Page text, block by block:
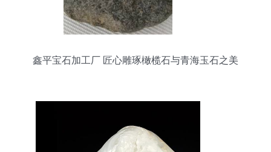
鑫平宝石加工厂 匠心雕琢橄榄石与青海玉石之美